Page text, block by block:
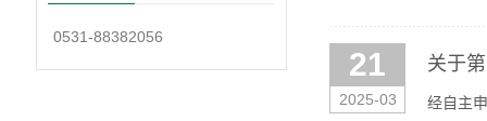
0531-88382056
21
2025-03
关于
经自主